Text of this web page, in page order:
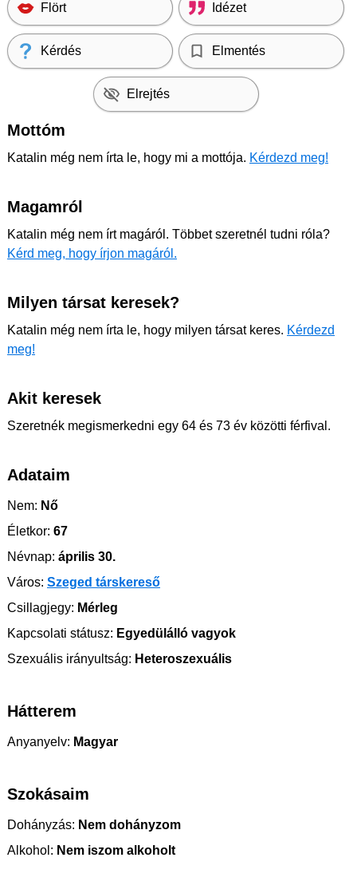
Flört Idézet
Kérdés Elmentés
Elrejtés
Mottóm
Katalin még nem írta le, hogy mi a mottója. Kérdezd meg!
Magamról
Katalin még nem írt magáról. Többet szeretnél tudni róla?
Kérd meg, hogy írjon magáról.
Milyen társat keresek?
Katalin még nem írta le, hogy milyen társat keres. Kérdezd
meg!
Akit keresek
Szeretnék megismerkedni egy 64 és 73 év közötti férfival.
Adataim
Nem: Nő
Életkor: 67
Névnap: április 30.
Város: Szeged társkereső
Csillagjegy: Mérleg
Kapcsolati státusz: Egyedülálló vagyok
Szexuális irányultság: Heteroszexuális
Hátterem
Anyanyelv: Magyar
Szokásaim
Dohányzás: Nem dohányzom
Alkohol: Nem iszom alkoholt